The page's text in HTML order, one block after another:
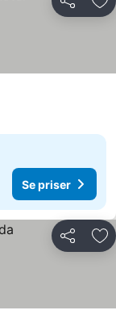
Dela
Se priser
Dela